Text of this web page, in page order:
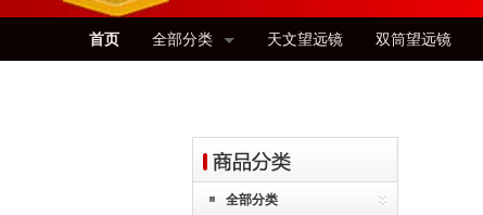
首页 全部分类 天文望远镜 双筒望远镜
全部分类